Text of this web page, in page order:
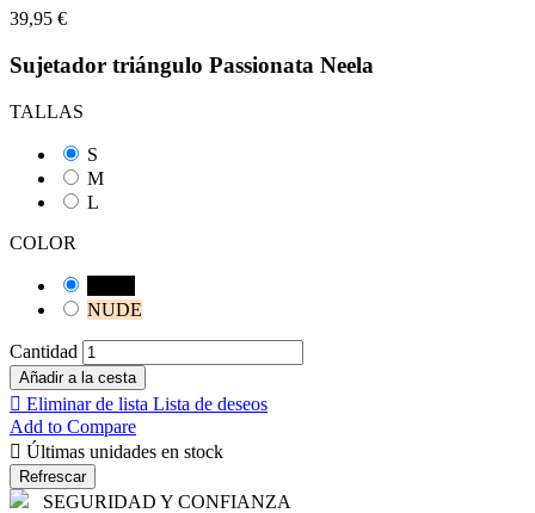
39,95 €
Sujetador triángulo Passionata Neela
TALLAS
S
M
L
COLOR
NUDE
Cantidad
Añadir a la cesta
 Eliminar de lista Lista de deseos
Add to Compare
 Últimas unidades en stock
SEGURIDAD Y CONFIANZA